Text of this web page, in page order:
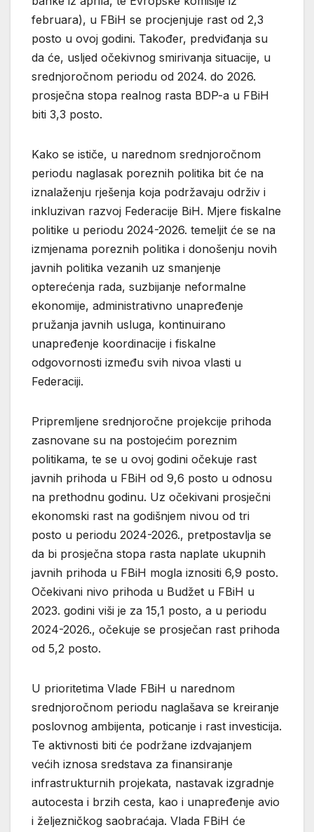
februara), u FBiH se procjenjuje rast od 2,3
posto u ovoj godini. Također, predviđanja su
da će, usljed očekivnog smirivanja situacije, u
srednjoročnom periodu od 2024. do 2026.
prosječna stopa realnog rasta BDP-a u FBiH
biti 3,3 posto.
Kako se ističe, u narednom srednjoročnom
periodu naglasak poreznih politika bit će na
iznalaženju rješenja koja podržavaju održiv i
inkluzivan razvoj Federacije BiH. Mjere fiskalne
politike u periodu 2024-2026. temeljit će se na
izmjenama poreznih politika i donošenju novih
javnih politika vezanih uz smanjenje
opterećenja rada, suzbijanje neformalne
ekonomije, administrativno unapređenje
pružanja javnih usluga, kontinuirano
unapređenje koordinacije i fiskalne
odgovornosti između svih nivoa vlasti u
Federaciji.
Pripremljene srednjoročne projekcije prihoda
zasnovane su na postojećim poreznim
politikama, te se u ovoj godini očekuje rast
javnih prihoda u FBiH od 9,6 posto u odnosu
na prethodnu godinu. Uz očekivani prosječni
ekonomski rast na godišnjem nivou od tri
posto u periodu 2024-2026., pretpostavlja se
da bi prosječna stopa rasta naplate ukupnih
javnih prihoda u FBiH mogla iznositi 6,9 posto.
Očekivani nivo prihoda u Budžet u FBiH u
2023. godini viši je za 15,1 posto, a u periodu
2024-2026., očekuje se prosječan rast prihoda
od 5,2 posto.
U prioritetima Vlade FBiH u narednom
srednjoročnom periodu naglašava se kreiranje
poslovnog ambijenta, poticanje i rast investicija.
Te aktivnosti biti će podržane izdvajanjem
većih iznosa sredstava za finansiranje
infrastrukturnih projekata, nastavak izgradnje
autocesta i brzih cesta, kao i unapređenje avio
i željezničkog saobraćaja. Vlada FBiH će